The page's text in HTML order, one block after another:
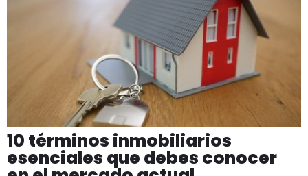
10 términos inmobiliarios
esenciales que debes conocer